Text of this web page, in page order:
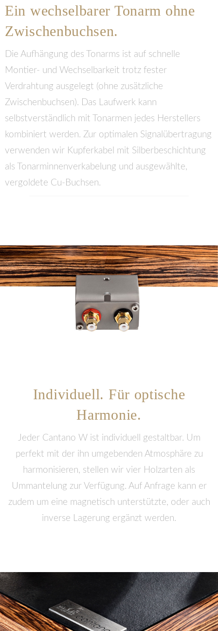
Ein wechselbarer Tonarm ohne
Zwischenbuchsen.
Die Aufhängung des Tonarms ist auf schnelle
Montier- und Wechselbarkeit trotz fester
Verdrahtung ausgelegt (ohne zusätzliche
Zwischenbuchsen). Das Laufwerk kann
selbstverständlich mit Tonarmen jedes Herstellers
kombiniert werden. Zur optimalen Signalübertragung
verwenden wir Kupferkabel mit Silberbeschichtung
als Tonarminnenverkabelung und ausgewählte,
vergoldete Cu-Buchsen.
Individuell. Für optische
Harmonie.
Jeder Cantano W ist individuell gestaltbar. Um
perfekt mit der ihn umgebenden Atmosphäre zu
harmonisieren, stellen wir vier Holzarten als
Ummantelung zur Verfügung. Auf Anfrage kann er
zudem um eine magnetisch unterstützte, oder auch
inverse Lagerung ergänzt werden.